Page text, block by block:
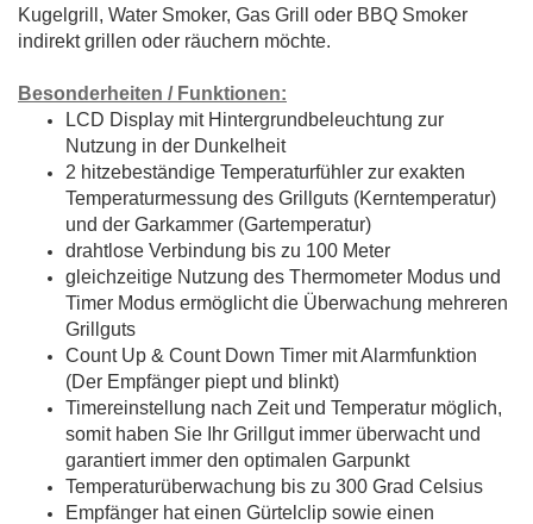
Kugelgrill, Water Smoker, Gas Grill oder BBQ Smoker
indirekt grillen oder räuchern möchte.
Besonderheiten / Funktionen:
LCD Display mit Hintergrundbeleuchtung zur
Nutzung in der Dunkelheit
2 hitzebeständige Temperaturfühler zur exakten
Temperaturmessung des Grillguts (Kerntemperatur)
und der Garkammer (Gartemperatur)
drahtlose Verbindung bis zu 100 Meter
gleichzeitige Nutzung des Thermometer Modus und
Timer Modus ermöglicht die Überwachung mehreren
Grillguts
Count Up & Count Down Timer mit Alarmfunktion
(Der Empfänger piept und blinkt)
Timereinstellung nach Zeit und Temperatur möglich,
somit haben Sie Ihr Grillgut immer überwacht und
garantiert immer den optimalen Garpunkt
Temperaturüberwachung bis zu 300 Grad Celsius
Empfänger hat einen Gürtelclip sowie einen